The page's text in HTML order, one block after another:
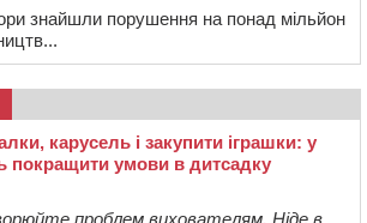
знайшли порушення на понад мільйон
карусель і закупити іграшки: у
покращити умови в дитсадку
проблем вихователям. Ніде в